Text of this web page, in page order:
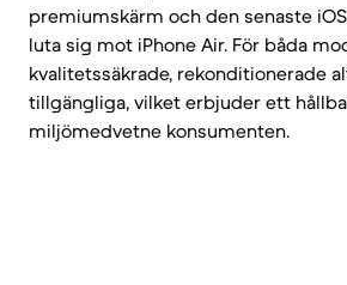
premiumskärm och den senaste
luta sig mot iPhone Air. För båda
kvalitetssäkrade, rekonditionerade
tillgängliga, vilket erbjuder ett
miljömedvetne konsumenten.